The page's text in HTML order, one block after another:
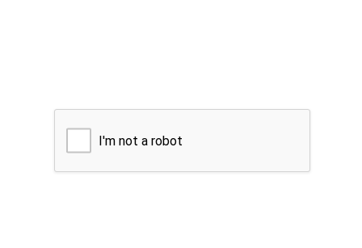
I'm not a robot